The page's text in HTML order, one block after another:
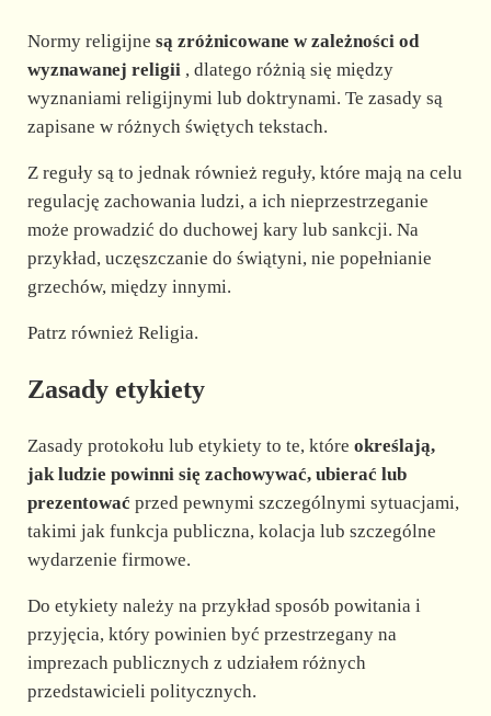
Normy religijne są zróżnicowane w zależności od
wyznawanej religii , dlatego różnią się między
wyznaniami religijnymi lub doktrynami. Te zasady są
zapisane w różnych świętych tekstach.
Z reguły są to jednak również reguły, które mają na celu
regulację zachowania ludzi, a ich nieprzestrzeganie
może prowadzić do duchowej kary lub sankcji. Na
przykład, uczęszczanie do świątyni, nie popełnianie
grzechów, między innymi.
Patrz również Religia.
Zasady etykiety
Zasady protokołu lub etykiety to te, które określają,
jak ludzie powinni się zachowywać, ubierać lub
prezentować przed pewnymi szczególnymi sytuacjami,
takimi jak funkcja publiczna, kolacja lub szczególne
wydarzenie firmowe.
Do etykiety należy na przykład sposób powitania i
przyjęcia, który powinien być przestrzegany na
imprezach publicznych z udziałem różnych
przedstawicieli politycznych.